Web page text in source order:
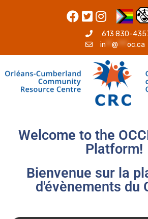
613 830-
in ** @***oc.ca
Welcome to the
Platform!
Bienvenue sur la
d'évènements du